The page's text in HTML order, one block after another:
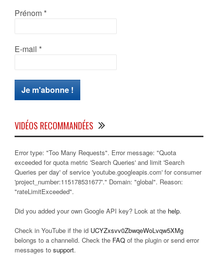
Prénom *
E-mail *
VIDÉOS RECOMMANDÉES
Error type: "Too Many Requests". Error message: "Quota
exceeded for quota metric 'Search Queries' and limit 'Search
Queries per day' of service 'youtube.googleapis.com' for consumer
'project_number:115178531677'." Domain: "global". Reason:
"rateLimitExceeded".
Did you added your own Google API key? Look at the help.
Check in YouTube if the id UCYZxsvv0ZbwqeWoLvqw5XMg
belongs to a channelid. Check the FAQ of the plugin or send error
messages to support.